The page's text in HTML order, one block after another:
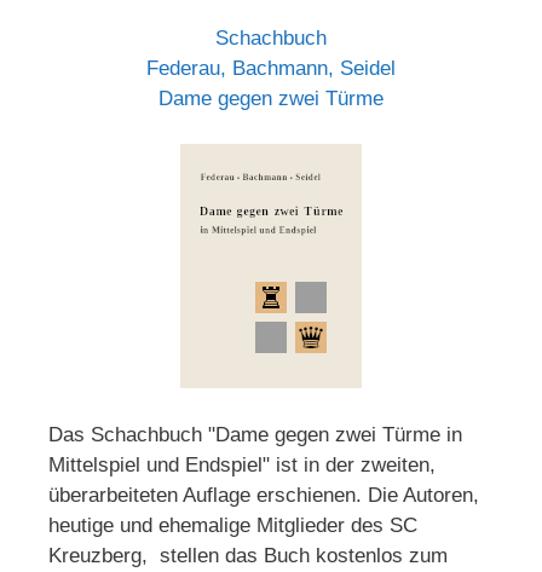
Schachbuch
Federau, Bachmann, Seidel
Dame gegen zwei Türme
Das Schachbuch "Dame gegen zwei Türme in
Mittelspiel und Endspiel" ist in der zweiten,
überarbeiteten Auflage erschienen. Die Autoren,
heutige und ehemalige Mitglieder des SC
Kreuzberg, stellen das Buch kostenlos zum